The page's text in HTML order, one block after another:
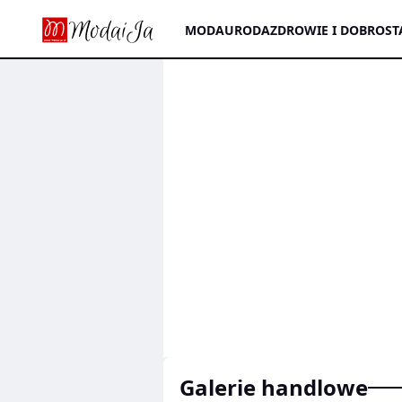
MODAURODAZDROWIE I
galerie handlowe